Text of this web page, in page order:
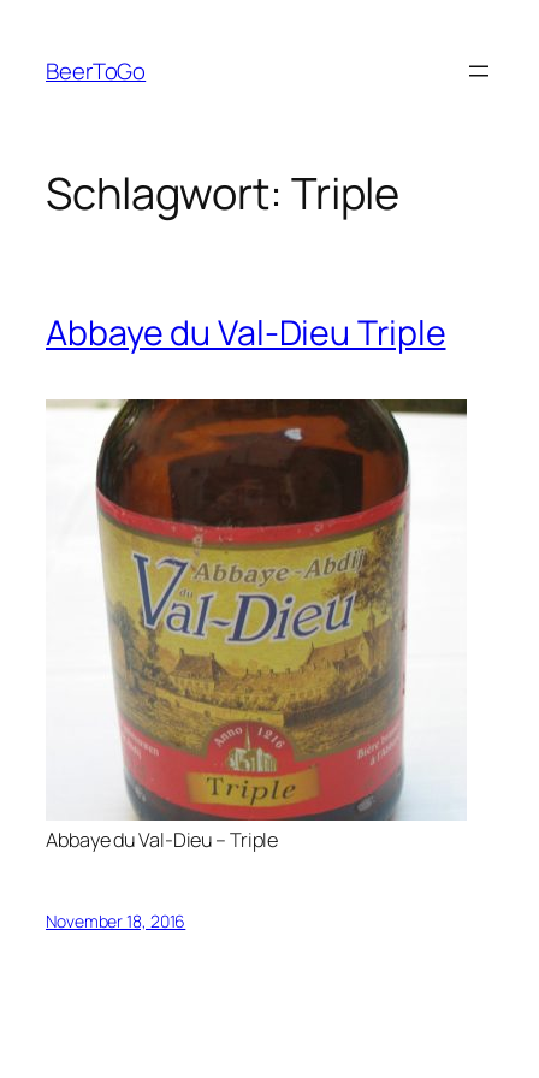
springen
BeerToGo
Schlagwort: Triple
Abbaye du Val-Dieu Triple
Abbaye du Val-Dieu – Triple
November 18, 2016